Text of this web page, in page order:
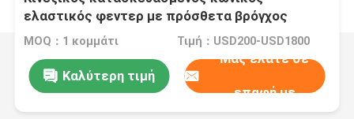
ελαστικός φεντερ με πρόσθετα βρόγχος
αντοχή στην πρόσκρουση
MOQ：1 κομμάτι Τιμή：USD200-USD1800
Καλύτερη τιμή
Μας ελάτε σε
επαφή με